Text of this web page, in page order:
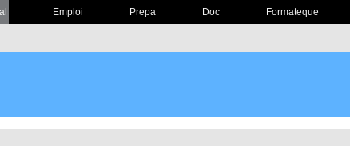
Emploi Prepa Doc Formateque